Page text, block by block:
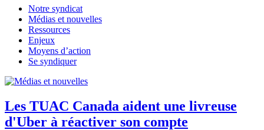
Notre syndicat
Médias et nouvelles
Ressources
Enjeux
Moyens d’action
Se syndiquer
Les TUAC Canada aident une livreuse
d'Uber à réactiver son compte